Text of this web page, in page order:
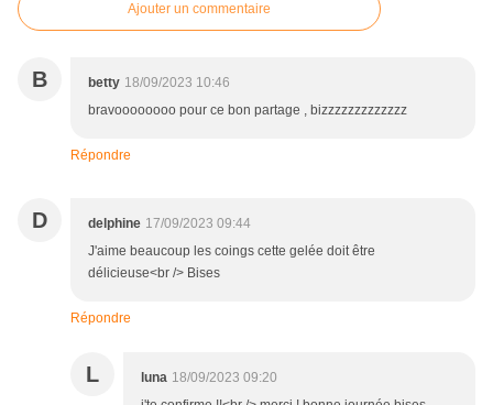
Ajouter un commentaire
B betty 18/09/2023 10:46
bravoooooooo pour ce bon partage , bizzzzzzzzzzzzz
Répondre
D delphine 17/09/2023 09:44
J'aime beaucoup les coings cette gelée doit être
délicieuse<br /> Bises
Répondre
L luna 18/09/2023 09:20